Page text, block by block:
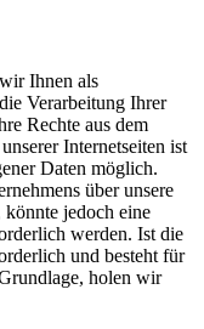
Ihnen als
Verarbeitung Ihrer
Rechte aus dem
Internetseiten ist
Daten möglich.
über unsere
jedoch eine
werden. Ist die
und besteht für
holen wir